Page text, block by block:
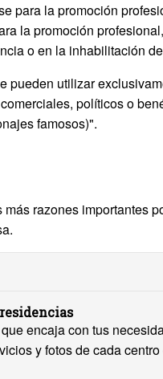
para la promoción
la promoción
o en la inhabilitación
pueden utilizar
políticos o
famosos)".
razones importantes
encaja con tus
y fotos de cada